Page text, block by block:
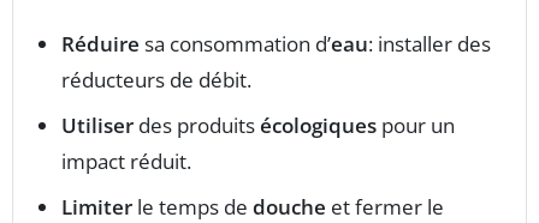
Réduire sa consommation d’eau: installer des
réducteurs de débit.
Utiliser des produitsécologiques pour un
impact réduit.
Limiter le temps de douche et fermer le